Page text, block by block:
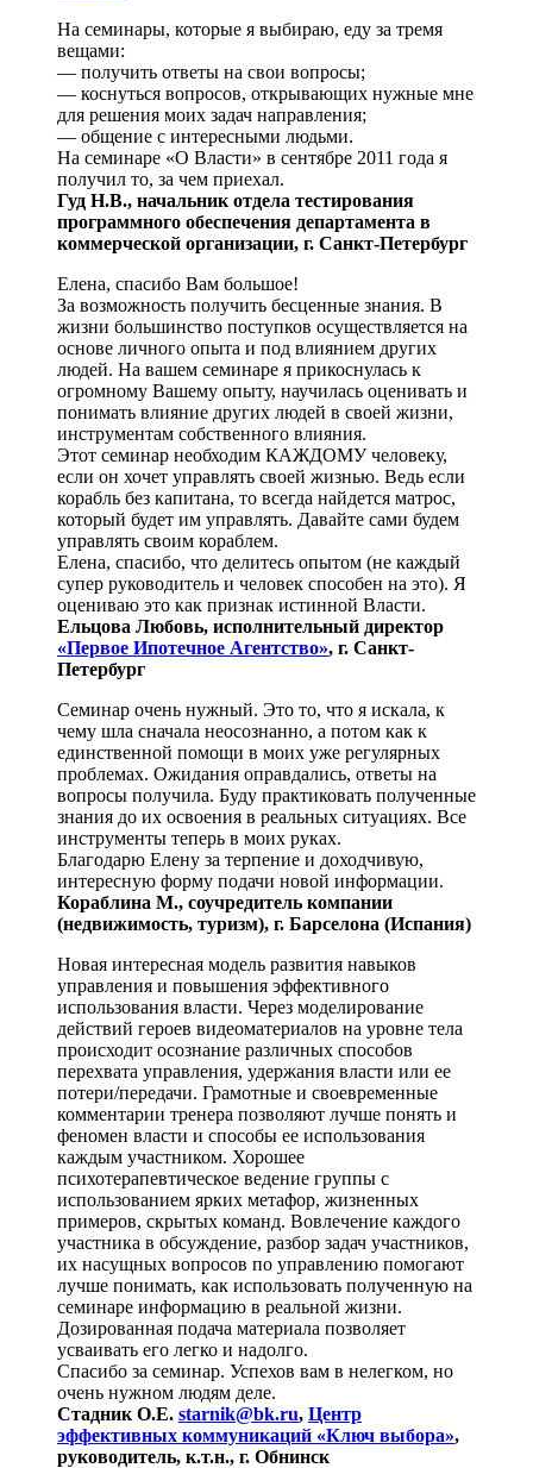
На семинары, которые я выбираю, еду за тремя
вещами:
— получить ответы на свои вопросы;
— коснуться вопросов, открывающих нужные мне
для решения моих задач направления;
— общение с интересными людьми.
На семинаре «О Власти» в сентябре 2011 года я
получил то, за чем приехал.
Гуд Н.В., начальник отдела тестирования
программного обеспечения департамента в
коммерческой организации, г. Санкт-Петербург
Елена, спасибо Вам большое!
За возможность получить бесценные знания. В
жизни большинство поступков осуществляется на
основе личного опыта и под влиянием других
людей. На вашем семинаре я прикоснулась к
огромному Вашему опыту, научилась оценивать и
понимать влияние других людей в своей жизни,
инструментам собственного влияния.
Этот семинар необходим КАЖДОМУ человеку,
если он хочет управлять своей жизнью. Ведь если
корабль без капитана, то всегда найдется матрос,
который будет им управлять. Давайте сами будем
управлять своим кораблем.
Елена, спасибо, что делитесь опытом (не каждый
супер руководитель и человек способен на это). Я
оцениваю это как признак истинной Власти.
Ельцова Любовь, исполнительный директор
«Первое Ипотечное Агентство», г. Санкт-
Петербург
Семинар очень нужный. Это то, что я искала, к
чему шла сначала неосознанно, а потом как к
единственной помощи в моих уже регулярных
проблемах. Ожидания оправдались, ответы на
вопросы получила. Буду практиковать полученные
знания до их освоения в реальных ситуациях. Все
инструменты теперь в моих руках.
Благодарю Елену за терпение и доходчивую,
интересную форму подачи новой информации.
Кораблина М., соучредитель компании
(недвижимость, туризм), г. Барселона (Испания)
Новая интересная модель развития навыков
управления и повышения эффективного
использования власти. Через моделирование
действий героев видеоматериалов на уровне тела
происходит осознание различных способов
перехвата управления, удержания власти или ее
потери/передачи. Грамотные и своевременные
комментарии тренера позволяют лучше понять и
феномен власти и способы ее использования
каждым участником. Хорошее
психотерапевтическое ведение группы с
использованием ярких метафор, жизненных
примеров, скрытых команд. Вовлечение каждого
участника в обсуждение, разбор задач участников,
их насущных вопросов по управлению помогают
лучше понимать, как использовать полученную на
семинаре информацию в реальной жизни.
Дозированная подача материала позволяет
усваивать его легко и надолго.
Спасибо за семинар. Успехов вам в нелегком, но
очень нужном людям деле.
Стадник О.Е. starnik@bk.ru, Центр
эффективных коммуникаций «Ключ выбора»,
руководитель, к.т.н., г. Обнинск